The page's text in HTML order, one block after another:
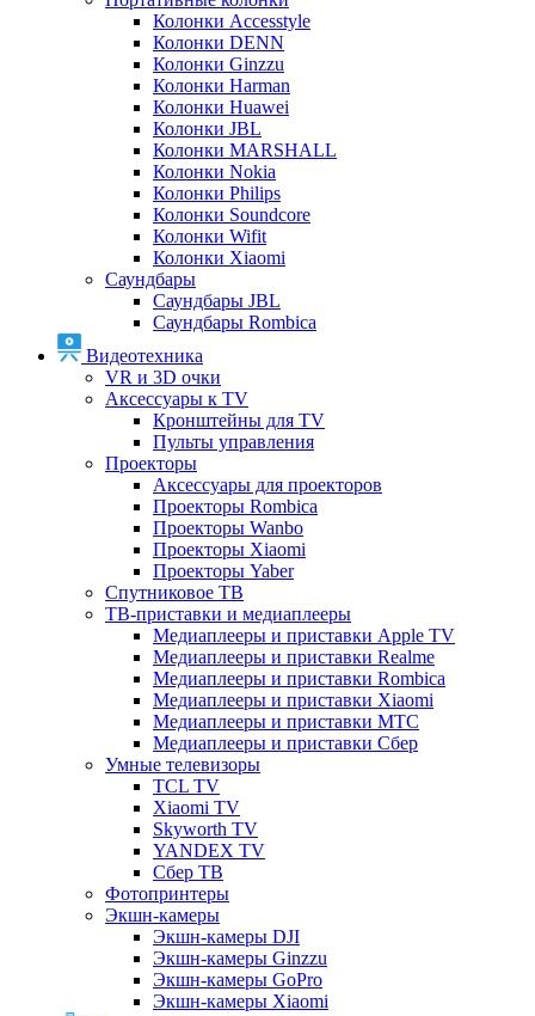
Колонки Accesstyle
Колонки DENN
Колонки Ginzzu
Колонки Harman
Колонки Huawei
Колонки JBL
Колонки MARSHALL
Колонки Nokia
Колонки Philips
Колонки Soundcore
Колонки Wifit
Колонки Xiaomi
Саундбары
Саундбары JBL
Саундбары Rombica
Видеотехника
VR и 3D очки
Аксессуары к TV
Кронштейны для TV
Пульты управления
Проекторы
Аксессуары для проекторов
Проекторы Rombica
Проекторы Wanbo
Проекторы Xiaomi
Проекторы Yaber
Спутниковое ТВ
ТВ-приставки и медиаплееры
Медиаплееры и приставки Apple TV
Медиаплееры и приставки Realme
Медиаплееры и приставки Rombica
Медиаплееры и приставки Xiaomi
Медиаплееры и приставки МТС
Медиаплееры и приставки Сбер
Умные телевизоры
TCL TV
Xiaomi TV
Skyworth TV
YANDEX TV
Сбер ТВ
Фотопринтеры
Экшн-камеры
Экшн-камеры DJI
Экшн-камеры Ginzzu
Экшн-камеры GoPro
Экшн-камеры Xiaomi